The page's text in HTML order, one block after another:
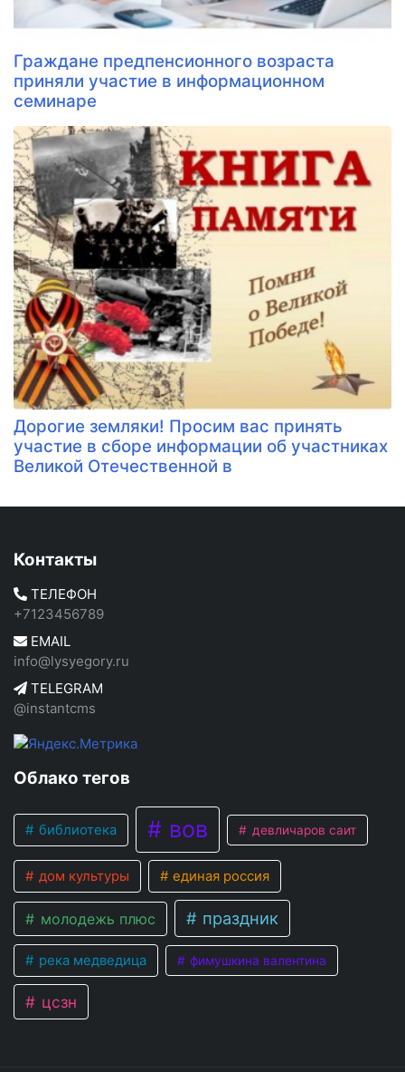
Граждане предпенсионного возраста
приняли участие в информационном
семинаре
Дорогие земляки! Просим вас принять
участие в сборе информации об участниках
Великой Отечественной в
Контакты
ТЕЛЕФОН
+7123456789
EMAIL
info@lysyegory.ru
TELEGRAM
@instantcms
Облако тегов
библиотека вов девличаров саит
дом культуры единая россия
молодежь плюс праздник
река медведица фимушкина валентина
цсзн